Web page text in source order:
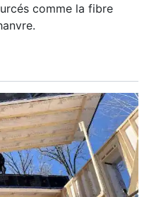
comme la fibre